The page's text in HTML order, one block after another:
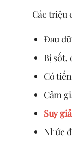
Các triệu
Đau
Bị sốt,
Có
Cảm
Suy
Nhức